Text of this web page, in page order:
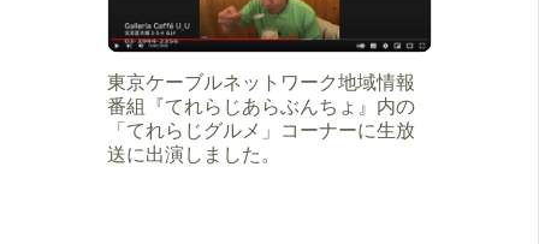
東京ケーブルネットワーク地域情報
番組『てれらじあらぶんちょ』内の
「てれらじグルメ」コーナーに生放
送に出演しました。